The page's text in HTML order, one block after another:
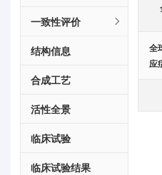
一致性评价
结构信息
合成工艺
活性全景
临床试验
临床试验结果
全
应